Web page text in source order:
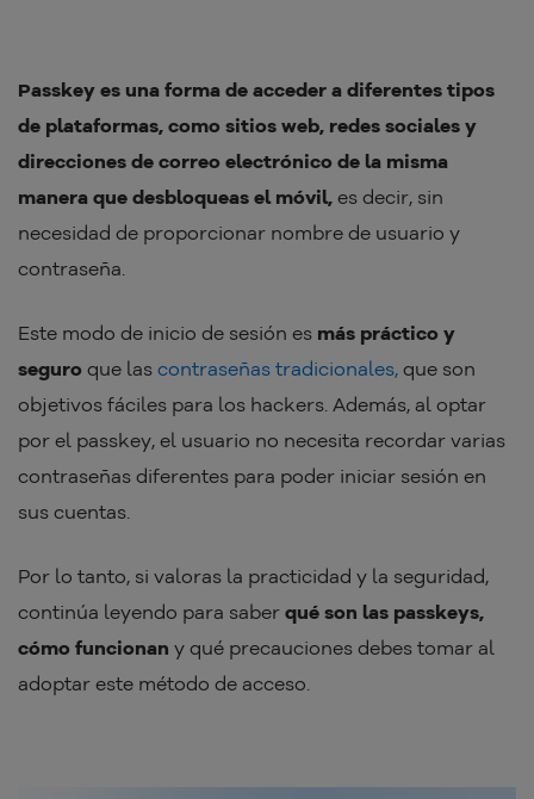
Passkey es una forma de acceder a diferentes tipos
de plataformas, como sitios web, redes sociales y
direcciones de correo electrónico de la misma
manera que desbloqueas el móvil, es decir, sin
necesidad de proporcionar nombre de usuario y
contraseña.
Este modo de inicio de sesión es más práctico y
seguro que las contraseñas tradicionales, que son
objetivos fáciles para los hackers. Además, al optar
por el passkey, el usuario no necesita recordar varias
contraseñas diferentes para poder iniciar sesión en
sus cuentas.
Por lo tanto, si valoras la practicidad y la seguridad,
continúa leyendo para saber qué son las passkeys,
cómo funcionan y qué precauciones debes tomar al
adoptar este método de acceso.